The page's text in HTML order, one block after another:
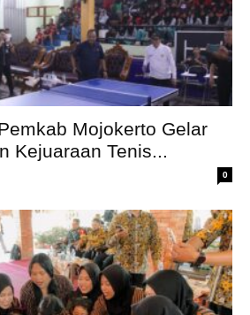
Mojokerto Gelar
Kejuaraan Tenis...
0